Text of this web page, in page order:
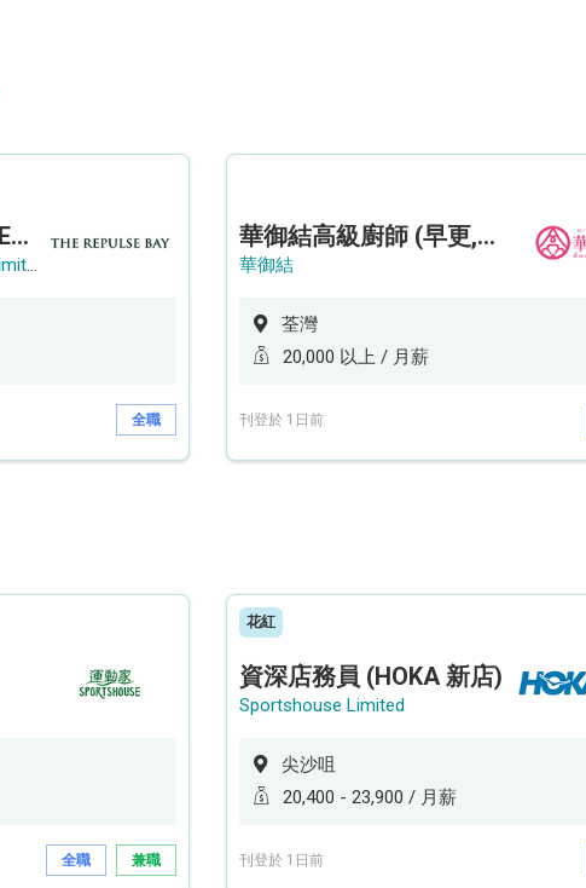
THE REPULSE BAY RECRUITMENT DAY 淺水灣影灣園人才招聘會
The Repulse Bay Company, Limited
全職
華御結高級廚師 (早更,中央廚房)*底薪可達20k* (5天工作週)
華御結
荃灣
20,000 以上 / 月薪
刊登於 1日前
全職 兼職
花紅
資深店務員 (HOKA 新店)
Sportshouse Limited
尖沙咀
20,400 - 23,900 / 月薪
刊登於 1日前